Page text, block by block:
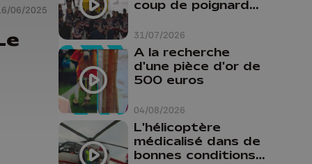
06/2025
31/07/2026
coup de poignard
04/08/2026
A la recherche
d'une pièce d'or de
500 euros
L'hélicoptère
médicalisé dans de
bonnes conditions à